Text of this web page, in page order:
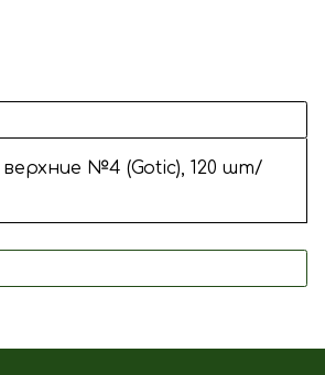
№4 (Gotic), 120 шт/